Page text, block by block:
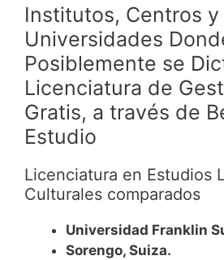
Institutos, Centros y
Universidades
Posiblemente se
Licenciatura de
Gratis, a través de
Estudio
Licenciatura en Estudios
Culturales comparados
Universidad Franklin
Sorengo, Suiza.